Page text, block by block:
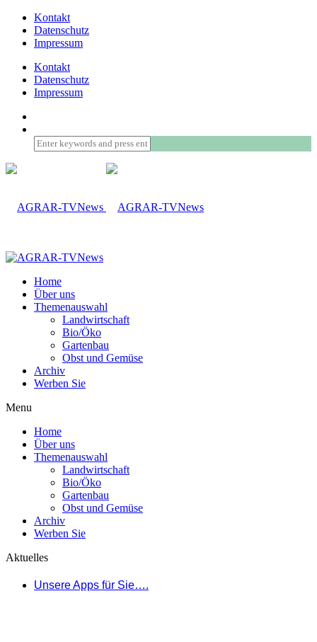
Kontakt
Datenschutz
Impressum
Kontakt
Datenschutz
Impressum
Home
Über uns
Themenauswahl
Landwirtschaft
Bio/Öko
Gartenbau
Obst und Gemüse
Archiv
Werben Sie
Menu
Home
Über uns
Themenauswahl
Landwirtschaft
Bio/Öko
Gartenbau
Obst und Gemüse
Archiv
Werben Sie
Aktuelles
Unsere Apps für Sie….